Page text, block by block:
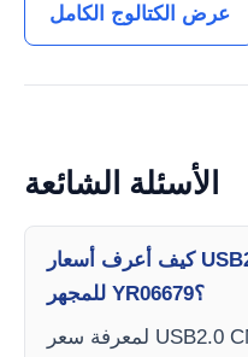
عرض الكتالوج الكامل
الأسئلة الشائعة
كيف أعرف أسعار USB2.0 CMOS كاميرا رقمية
للمجهر YR06679؟
لمعرفة سعر USB2.0 CMOS كاميرا رقمية للمجهر